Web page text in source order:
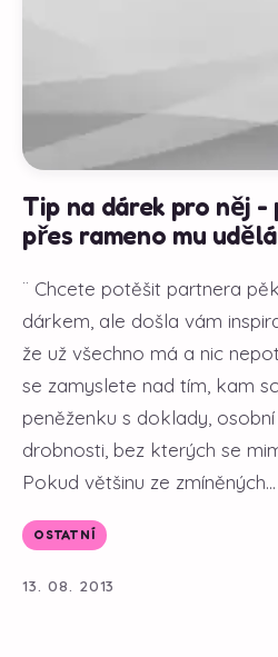
Tip na dárek pro něj -
přes rameno mu
¨ Chcete potěšit partnera
dárkem, ale došla vám
že už všechno má a nic
se zamyslete nad tím, kam
peněženku s doklady,
drobnosti, bez kterých se
Pokud většinu ze zmíněných...
OSTATNÍ
13. 08. 2013